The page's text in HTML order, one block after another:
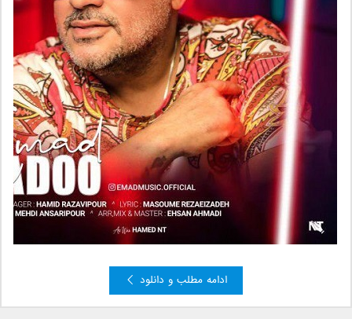
ادامه مطلب و دانلود